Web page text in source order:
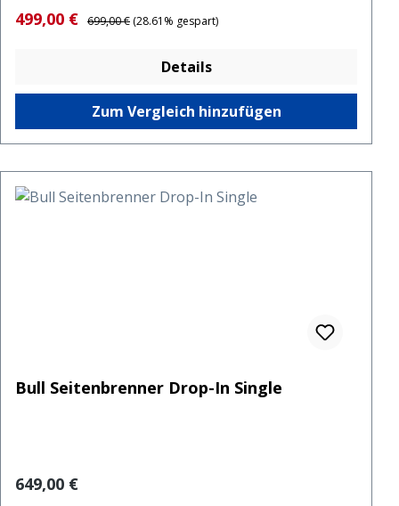
Verkaufspreis:
499,00 € Regulärer Preis:
699,00 € (28.61% gespart)
Details
Zum Vergleich hinzufügen
Bull Seitenbrenner Drop-In Single
Regulärer Preis:
649,00 €